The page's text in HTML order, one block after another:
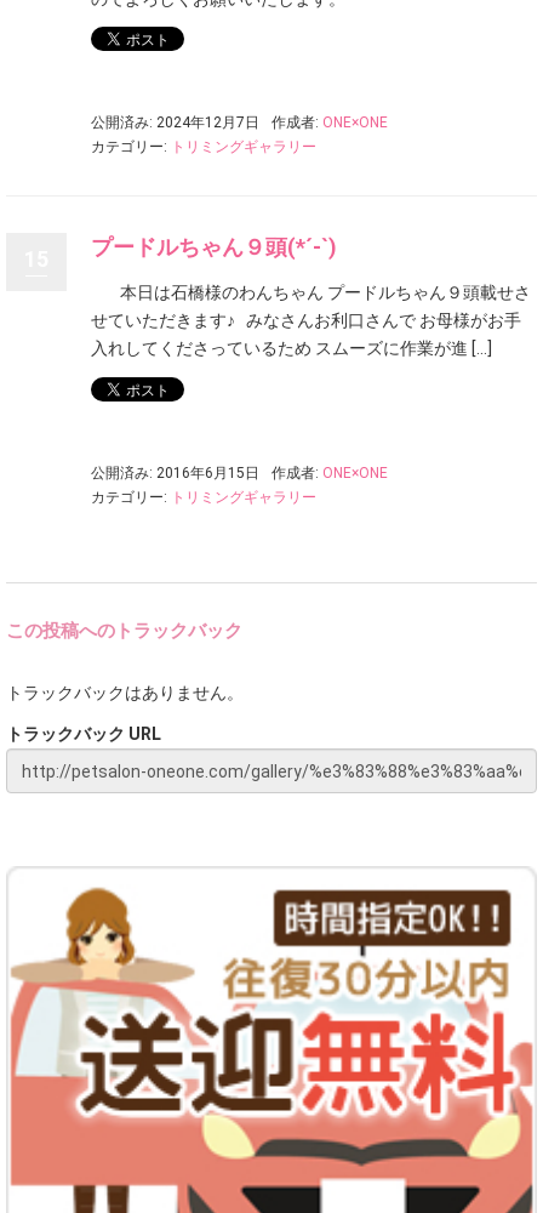
公開済み: 2024年12月7日 作成者: ONE×ONE
カテゴリー: トリミングギャラリー
プードルちゃん９頭(*´-`)
本日は石橋様のわんちゃん プードルちゃん９頭載せさ
せていただきます♪ みなさんお利口さんで お母様がお手
入れしてくださっているため スムーズに作業が進 […]
公開済み: 2016年6月15日 作成者: ONE×ONE
カテゴリー: トリミングギャラリー
この投稿へのトラックバック
トラックバックはありません。
トラックバック URL